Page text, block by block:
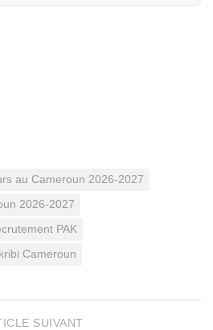
au Cameroun 2026-2027
2026-2027
PAK
Cameroun
SUIVANT